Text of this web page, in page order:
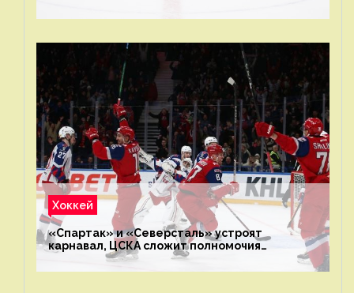
Хоккей
«Спартак» и «Северсталь» устроят
карнавал, ЦСКА сложит полномочия
чемпиона. Превью первого раунда плей-офф
на Западе